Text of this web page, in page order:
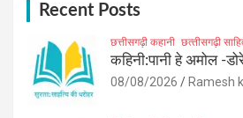
Recent Posts
छत्तीसगढ़ी कहानी छत्‍तीसगढ़ी
कहिनी:पानी हे अमोल -
08/08/2026 Ramesh